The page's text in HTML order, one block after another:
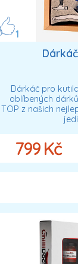
1
Dárkáč pro
oblíbených
TOP z našich
799 Kč